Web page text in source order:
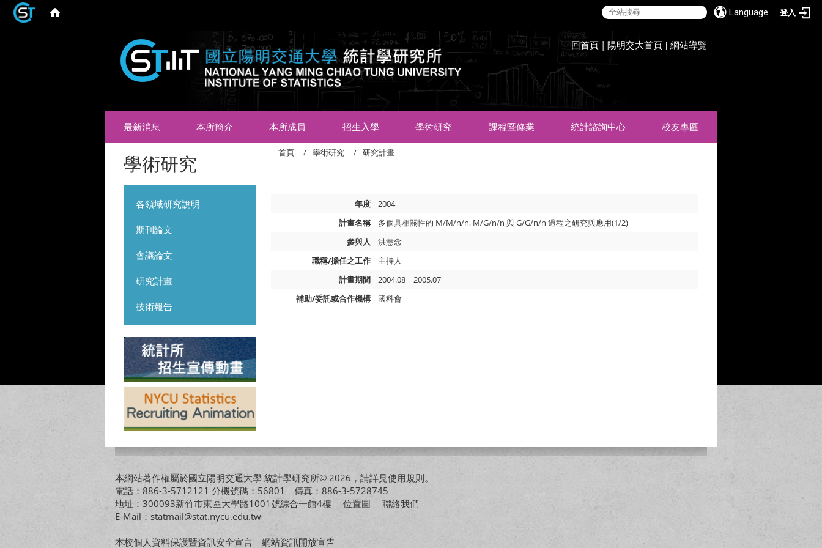
Language 登入
回首頁 | 陽明交大首頁 |網站導覽
最新消息 本所簡介 本所成員 招生入學 學術研究 課程暨修業 統計諮詢中心 校友專區
學術研究
各領域研究說明
期刊論文
會議論文
研究計畫
技術報告
首頁 學術研究 研究計畫
年度
2004
計畫名稱
多個具相關性的 M/M/n/n, M/G/n/n 與 G/G/n/n 過程之研究與應用(1/2)
參與人
洪慧念
職稱/擔任之工作
主持人
計畫期間
2004.08 ~ 2005.07
補助/委託或合作機構
國科會
本網站著作權屬於國立陽明交通大學 統計學研究所© 2026，請詳見使用規則。
電話：886-3-5712121 分機號碼：56801 傳真：886-3-5728745
地址：300093新竹市東區大學路1001號綜合一館4樓 位置圖
聯絡我們
E-Mail：statmail@stat.nycu.edu.tw
本校個人資料保護暨資訊安全宣言 ｜ 網站資訊開放宣告